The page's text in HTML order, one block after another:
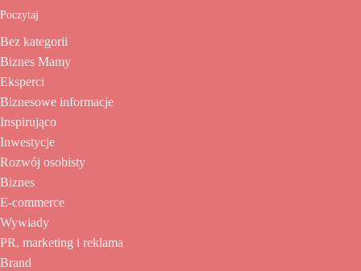
Poczytaj
Bez kategorii
Biznes Mamy
Eksperci
Biznesowe informacje
Inspirująco
Inwestycje
Rozwój osobisty
Biznes
E-commerce
Wywiady
PR, marketing i reklama
Brand